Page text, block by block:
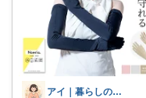
アイ｜暮らしの便利グッズ